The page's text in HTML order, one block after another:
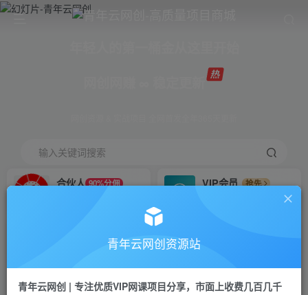
输入关键词搜索
合伙人 90%分佣
VIP会员
抢先
搭建同款网站，自己当老板
首页 创业课程 会员免费 正文
青年云网创资源站
青年云网创 | 专注优质VIP网课项目分享，市面上收费几百几千